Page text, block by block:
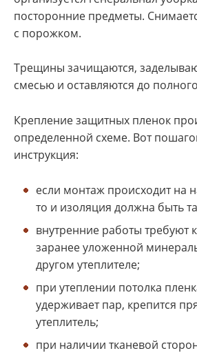
посторонние предметы.
с порожком.
Трещины зачищаются,
смесью и оставляются до
Крепление защитных пленок
определенной схеме. Вот
инструкция:
если монтаж происходит на
то и изоляция должна быть
внутренние работы требуют
заранее уложенной
другом утеплителе;
при утеплении потолка
удерживает пар, крепится
утеплитель;
при наличии тканевой